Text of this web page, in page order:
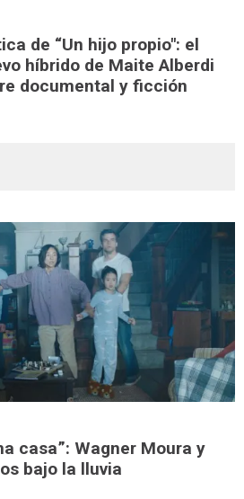
de “Un hijo propio": el
híbrido de Maite Alberdi
documental y ficción
casa”: Wagner Moura y
bajo la lluvia